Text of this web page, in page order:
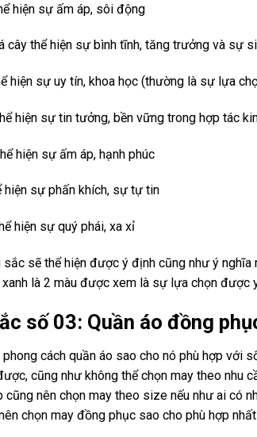
hiện sự ấm áp, sôi động
cây thể hiện sự bình tĩnh, tăng trưởng và sự
hiện sự uy tín, khoa học (thường là sự lựa
hiện sự tin tưởng, bền vững trong hợp tác
hiện sự ấm áp, hạnh phúc
hiện sự phấn khích, sự tự tin
hiện sự quý phái, xa xỉ
sẽ thể hiện được ý định cũng như ý
là 2 màu được xem là sự lựa chọn được
số 03: Quần áo đồng
cách quần áo sao cho nó phù hợp với
cũng như không thể chọn may theo nhu
cũng nên chọn may theo size nếu như ai có
chọn may đồng phục sao cho phù hợp